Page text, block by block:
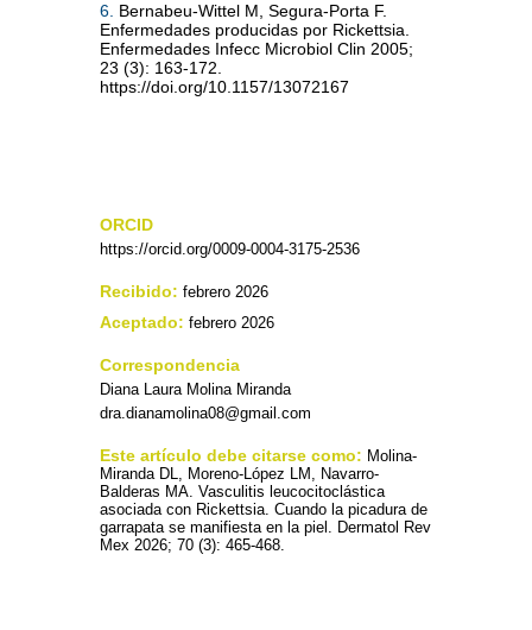
6. Bernabeu-Wittel M, Segura-Porta F.
Enfermedades producidas por Rickettsia.
Enfermedades Infecc Microbiol Clin 2005;
23 (3): 163-172.
https://doi.org/10.1157/13072167
ORCID
https://orcid.org/0009-0004-3175-2536
Recibido: febrero 2026
Aceptado: febrero 2026
Correspondencia
Diana Laura Molina Miranda
dra.dianamolina08@gmail.com
Este artículo debe citarse como: Molina-
Miranda DL, Moreno-López LM, Navarro-
Balderas MA. Vasculitis leucocitoclástica
asociada con Rickettsia. Cuando la picadura de
garrapata se manifiesta en la piel. Dermatol Rev
Mex 2026; 70 (3): 465-468.